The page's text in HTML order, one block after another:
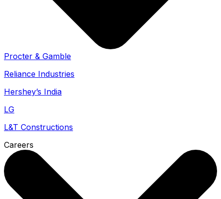
Procter & Gamble
Reliance Industries
Hershey’s India
LG
L&T Constructions
Careers